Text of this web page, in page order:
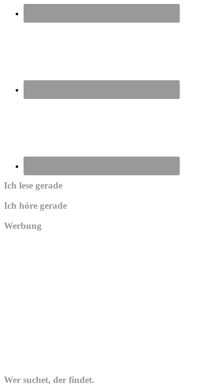
Ich lese gerade
Ich höre gerade
Werbung
Wer suchet, der findet.